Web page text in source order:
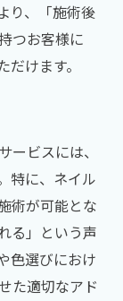
り、「施術後
つお客様に
けます。
ービスには、
特に、ネイル
術が可能とな
る」という声
色選びにおけ
た適切なアド